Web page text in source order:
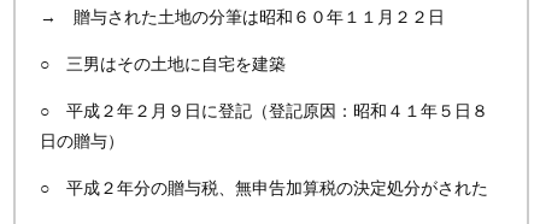
→ 贈与された土地の分筆は昭和６０年１１月２２日
○ 三男はその土地に自宅を建築
○ 平成２年２月９日に登記（登記原因：昭和４１年５日８
日の贈与）
○ 平成２年分の贈与税、無申告加算税の決定処分がされた